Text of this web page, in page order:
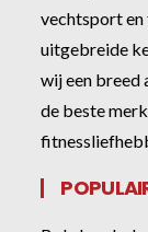
vechtsport
uitgebreide
wij een breed
de beste